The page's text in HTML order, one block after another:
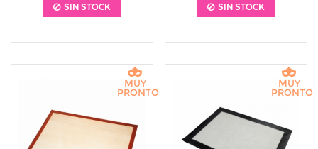
SIN STOCK SIN STOCK
MUY
PRONTO
MUY
PRONTO